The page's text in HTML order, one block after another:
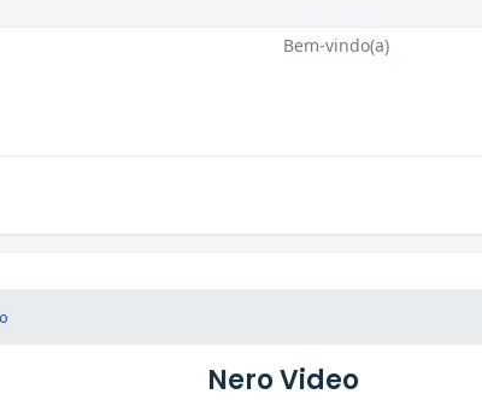
Bem-vindo(a)
Nero Video